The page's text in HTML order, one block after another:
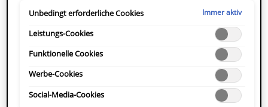
und Elastin schädigen – zwei essenzielle Bausteine glatter,
elastischer Haut. Diese Form der Schädigung nennt man
Photoaging. Sie macht bis zu 80 % der vorzeitigen
Hautalterung aus. Auch Rauchen, Stress, Schlafmangel,
ungesunde Ernährung und Alkoholkonsum beschleunigen
den Alterungsprozess. Hinzu kommt die Umweltbelastung
durch Feinstaub und Ozon, die oxidativen Stress
verursachen und die
schwächen.
Selbst blaues Licht von Bildschirmen kann freie Radikale
ablehnen ("Ohne Einwilligung fortfahren") oder die
("Auswahl speichern"). Zudem können Sie Ihre Einstellungen
(unter dem Link "Cookie-Einstellungen") jederzeit aufrufen und
nachträglich anpassen. Weitere Informationen enthalten unsere
Unbedingt erforderliche Cookies Immer aktiv
Leistungs-Cookies
Funktionelle Cookies
Werbe-Cookies
Social-Media-Cookies